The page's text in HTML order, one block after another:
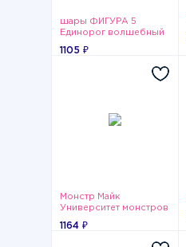
шары ФИГУРА 5
Единорог волшебный
1105 ₽
Монстр Майк
Университет монстров
1164 ₽